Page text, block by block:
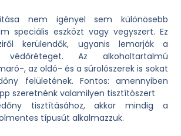
nem igényel sem különösebb
speciális eszközt vagy vegyszert. Ez
kerülendők, ugyanis lemarják a
Az alkoholtartalmú
, az oldó- és a súrolószerek is sokat
felületének. Fontos: amennyiben
szeretnénk valamilyen tisztítószert
tisztításához, akkor mindig a
típusút alkalmazzuk.